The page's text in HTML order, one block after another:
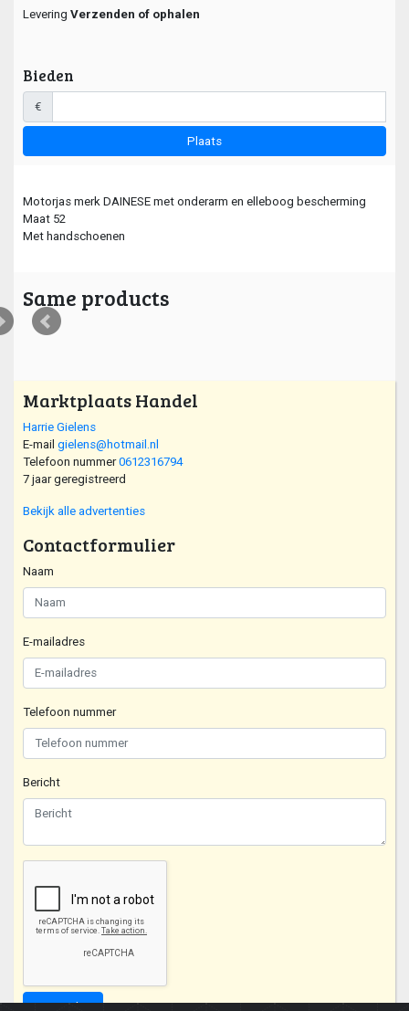
Levering Verzenden of ophalen
Bieden
€
Plaats
Motorjas merk DAINESE met onderarm en elleboog bescherming
Maat 52
Met handschoenen
Same products
Marktplaats Handel
Harrie Gielens
E-mail gielens@hotmail.nl
Telefoon nummer0612316794
7 jaar geregistreerd
Bekijk alle advertenties
Contactformulier
Naam
E-mailadres
Telefoon nummer
Bericht
Verzenden